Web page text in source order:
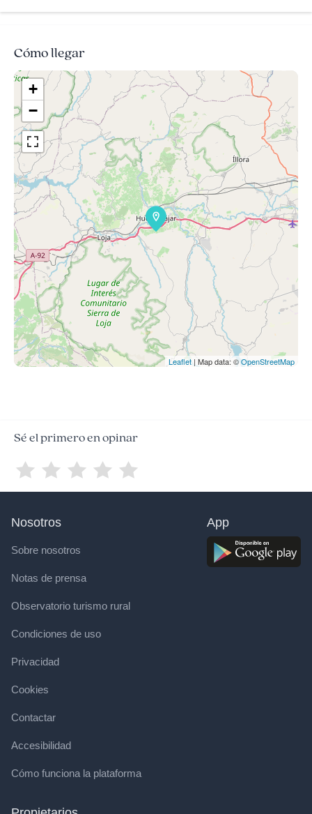
Cómo llegar
+
−
Leaflet | Map data: ©OpenStreetMap
Sé el primero en opinar
Nosotros
Sobre nosotros
Notas de prensa
Observatorio turismo rural
Condiciones de uso
Privacidad
Cookies
Contactar
Accesibilidad
Cómo funciona la plataforma
App